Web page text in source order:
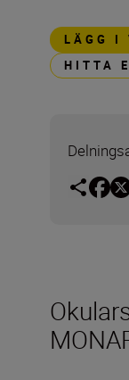
LÄGG I
HITTA